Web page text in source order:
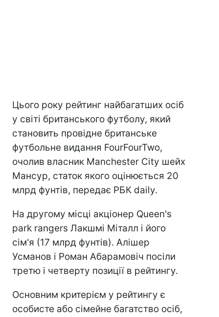
Цього року рейтинг найбагатших осіб
у світі британського футболу, який
становить провідне британське
футбольне видання FourFourTwo,
очолив власник Manchester City шейх
Мансур, статок якого оцінюється 20
млрд фунтів, передає РБК daily.
На другому місці акціонер Queen's
park rangers Лакшмі Міталл і його
сім'я (17 млрд фунтів). Алішер
Усманов і Роман Абарамовіч посіли
третю і четверту позиції в рейтингу.
Основним критерієм у рейтингу є
особисте або сімейне багатство осіб,